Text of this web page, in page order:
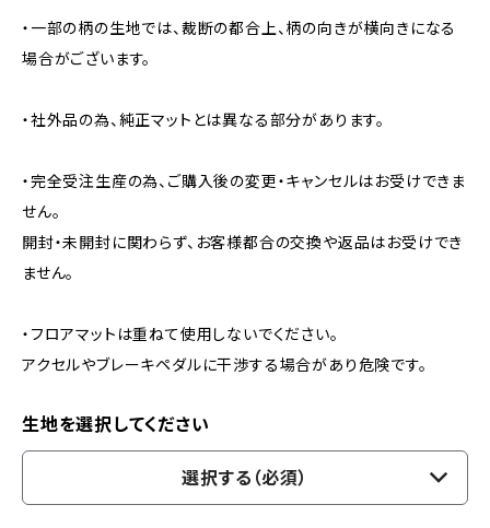
・一部の柄の生地では、裁断の都合上、柄の向きが横向きになる
場合がございます。
・社外品の為、純正マットとは異なる部分があります。
・完全受注生産の為、ご購入後の変更・キャンセルはお受けできま
せん。
開封・未開封に関わらず、お客様都合の交換や返品はお受けでき
ません。
・フロアマットは重ねて使用しないでください。
アクセルやブレーキペダルに干渉する場合があり危険です。
生地を選択してください
選択する（必須）